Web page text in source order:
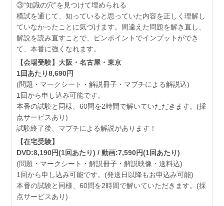
③“知識の穴”を見つけて埋められる
模試を通じて、知っていると思っていた内容を正しく理解し
ていなかったことに気づけます。間違えた問題を解き直し、
解説を読み直すことで、ピンポイントでインプットができ
て、本番に強くなれます。
【会場受験】大阪・名古屋・東京
1回あたり8,690円
(問題・マークシート・解説冊子・マブチによる解説込)
1回から申し込み可能です。
本番の試験と同様、60問を2時間で解いていただきます。(採
点サービスあり)
試験終了後、マブチによる解説があります！
【在宅受験】
DVD:8,190円(1回あたり) / 動画:7,590円(1回あたり)
(問題・マークシート・解説冊子・解説映像・送料込)
1回から申し込み可能です。(発送日以降もお申込み可能)
本番の試験と同様、60問を2時間で解いていただきます。(採
点サービスあり)